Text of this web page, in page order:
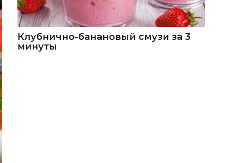
Клубнично-банановый смузи за 3
минуты